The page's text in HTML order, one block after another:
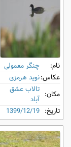
نام:
چنگر معمولی
عکاس:نوید هرمزی
مکان: تالاب عشق
آباد
تاریخ: 1399/12/19